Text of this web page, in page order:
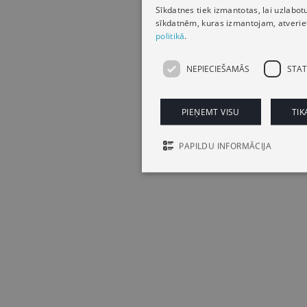
Sīkdatnes tiek izmantotas, lai
sīkdatnēm, kuras izmantojam,
politikā.
NEPIECIEŠAMĀS
PIEŅEMT VISU
PAPILDU INFORMĀCIJA